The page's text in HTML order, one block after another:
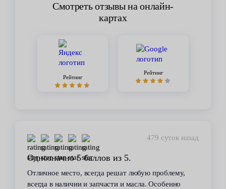
Смотреть отзывы на онлайн-
картах
Рейтинг
Рейтинг
450 суток назад
Стабильное качество
В течение 6 лет пользуюсь услугами данного
сервиса. Высокий профессионализм персонала